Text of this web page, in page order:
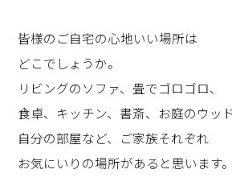
皆様のご自宅の心地いい場所は
どこでしょうか。
リビングのソファ、畳でゴロゴロ、
食卓、キッチン、書斎、お庭のウッド
自分の部屋など、ご家族それぞれ
お気にいりの場所があると思います。